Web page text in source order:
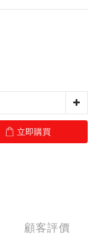
立即購買
顧客評價